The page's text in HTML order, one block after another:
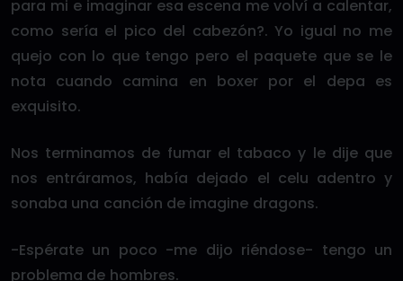
para mi e imaginar esa escena me volví a calentar,
como sería el pico del cabezón?. Yo igual no me
quejo con lo que tengo pero el paquete que se le
nota cuando camina en boxer por el depa es
exquisito.
Nos terminamos de fumar el tabaco y le dije que
nos entráramos, había dejado el celu adentro y
sonaba una canción de imagine dragons.
-Espérate un poco -me dijo riéndose- tengo un
problema de hombres.